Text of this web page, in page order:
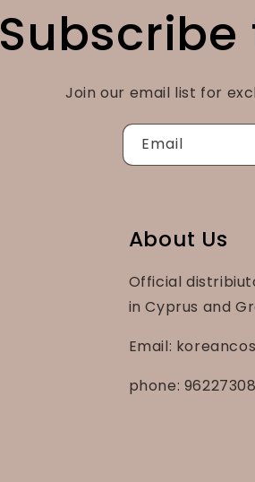
Join our email list for
Email
About Us
Official
in Cyprus and
Email:
phone: 96227308